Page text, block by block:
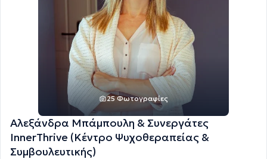
25 Φωτογραφίες
Αλεξάνδρα Μπάμπουλη & Συνεργάτες
InnerThrive (Κέντρο Ψυχοθεραπείας &
Συμβουλευτικής)